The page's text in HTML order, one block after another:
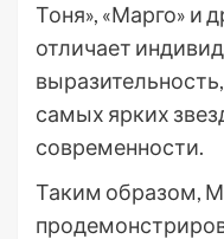
Тоня», «Марго» и
отличает
самых ярких
современности.
Таким образом,